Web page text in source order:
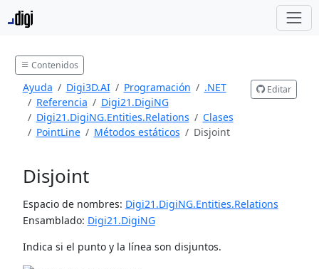
Contenidos
Ayuda Digi3D.AI Programación
.NET
Referencia
Digi21.DigiNG
Digi21.DigiNG.Entities.Relations
Clases
PointLine
Métodos estáticos Disjoint
Editar
Disjoint
Espacio de nombres: Digi21.DigiNG.Entities.Relations
Ensamblado: Digi21.DigiNG
Indica si el punto y la línea son disjuntos.